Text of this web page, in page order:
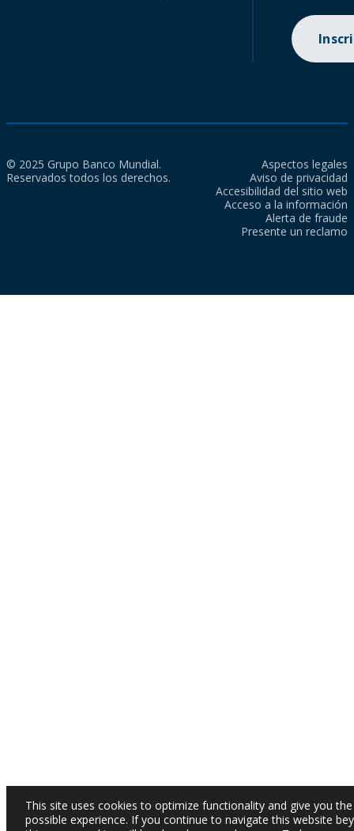
© 2025 Grupo Banco Mundial.
Reservados todos los derechos.
Aspectos legales
Aviso de privacidad
Accesibilidad del sitio web
Acceso a la información
Alerta de fraude
Presente un reclamo
This site uses cookies to optimize functionality and give you
possible experience. If you continue to navigate this website